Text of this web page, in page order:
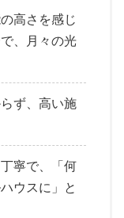
高さを感じ
、月々の光
ず、高い施
寧で、「何
ウスに」と